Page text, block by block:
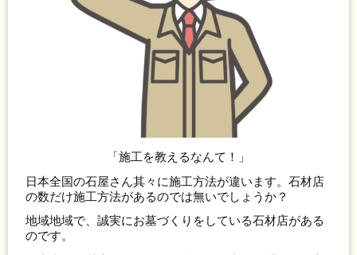
「施工を教えるなんて！」
日本全国の石屋さん其々に施工方法が違います。石材店
の数だけ施工方法があるのでは無いでしょうか？
地域地域で、誠実にお墓づくりをしている石材店がある
のです。